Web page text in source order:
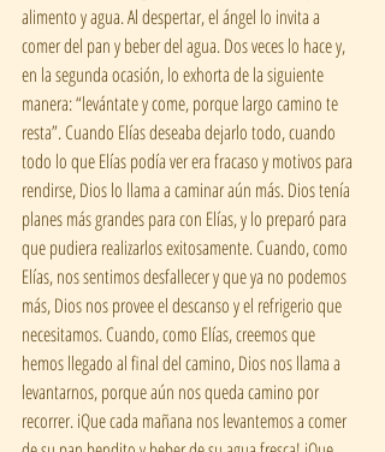
alimento y agua. Al despertar, el ángel lo invita a
comer del pan y beber del agua. Dos veces lo hace y,
en la segunda ocasión, lo exhorta de la siguiente
manera: “levántate y come, porque largo camino te
resta”. Cuando Elías deseaba dejarlo todo, cuando
todo lo que Elías podía ver era fracaso y motivos para
rendirse, Dios lo llama a caminar aún más. Dios tenía
planes más grandes para con Elías, y lo preparó para
que pudiera realizarlos exitosamente. Cuando, como
Elías, nos sentimos desfallecer y que ya no podemos
más, Dios nos provee el descanso y el refrigerio que
necesitamos. Cuando, como Elías, creemos que
hemos llegado al final del camino, Dios nos llama a
levantarnos, porque aún nos queda camino por
recorrer. iQue cada mañana nos levantemos a comer